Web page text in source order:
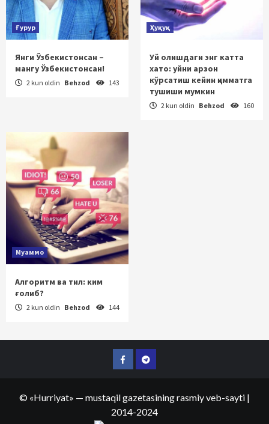
Ғурур
Янги Ўзбекистонсан –
мангу Ўзбекистонсан!
2 kun oldin Behzod 143
Ҳуқуқ
Уй олишдаги энг катта
хато: уйни арзон
кўрсатиш кейин қимматга
тушиши мумкин
2 kun oldin Behzod 160
Муаммо
Алгоритм ва тил: ким
ғолиб?
2 kun oldin Behzod 144
FacebookTelegram
© «Hurriyat» — mustaqil gazetasining rasmiy veb-sayti |
2014-2024